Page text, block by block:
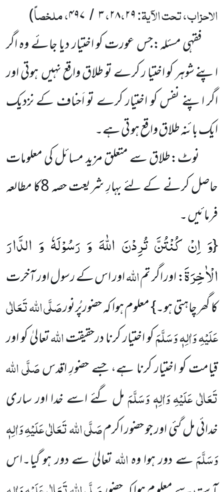
الاحزاب، تحت الآیۃ:
۲۸،۲۹ ،۳ / ۴۹۷، ملخصاً)
فقہی مسئلہ:جس عورت کو اختیار دیا جائے وہ اگر
اپنے شوہر کو اختیا ر کرے تو طلاق واقع نہیں ہوتی اور
اگر اپنے نفس کو اختیار کرے تو اَحناف کے نزدیک
ایک بائنہ طلاق واقع ہو تی ہے۔
نوٹ:طلاق سے متعلق مزید مسائل کی معلومات
حاصل کرنے کے لئے بہارِ شریعت حصہ 8کا مطالعہ
فرمائیں ۔
{وَ اِنْ كُنْتُنَّ تُرِدْنَ اللّٰهَ وَ رَسُوْلَهٗ وَ الدَّارَ
الْاٰخِرَةَ: اور اگر تماللہاور اس کے رسول اور آخرت
کا گھر چاہتی ہو۔} معلوم ہوا کہ حضورپُرنورصَلَّی اللہ تَعَالٰی
عَلَیْہِ وَاٰلِہٖ وَسَلَّمَکو اختیار کرنا درحقیقتاللہتعالیٰ کو اور
قیامت کو اختیار کرنا ہے، جسے حضورِ اقدسصَلَّی اللہ
تَعَالٰی عَلَیْہِ وَاٰلِہٖ وَسَلَّمَمل گئے اسے خدا اور ساری
خدائی مل گئی اور جو حضور اکرمصَلَّی اللہ تَعَالٰی عَلَیْہِ وَاٰلِہٖ
وَسَلَّمَسے دور ہوا وہاللہتعالیٰ سے دور ہو گیا۔اس